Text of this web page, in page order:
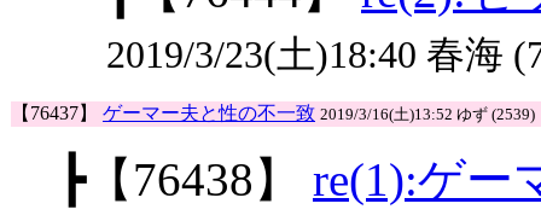
2019/3/23(土)18:40 春海
【76437】 ゲーマー夫と性の不一致 2019/3/16(土)13:52 ゆず (2539)
┣【76438】 re(1):ゲー